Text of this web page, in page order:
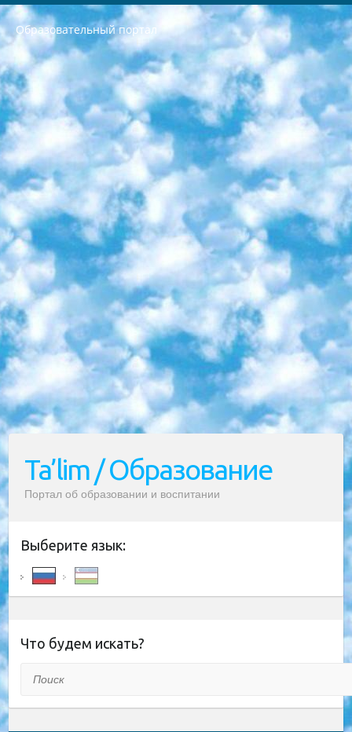
Образовательный портал
РЕСПУБЛИКА УЗБЕКИСТАН МИНИСТРЕРСТВО ДОШКОЛЬНОГО И ШКОЛЬНОГО ОБРАЗОВАНИЯ КОМАНДА в общеобразовательных учреждениях в 2023-2024 учебном году организация и проведение итоговой государственной аттестации обучающихся о Министра дошкольного и школьного образования Республики Узбекистан от 4 марта 2008 года (постановлением Минюста от 20 марта 2008 года № 1778 государственной регистрации) «Итоговое состояние учащихся общего среднего образования на основании положения об утверждении положения об аттестации общего среднего образования выпускной экзамен студентов в образовательных учреждениях в 2023-2024 учебном году В целях организации и прохождения аттестации приказываю: 1. Следующее: перечень предметов, по которым будет проводиться итоговая государственная аттестация и экзамен формы перевода согласно приложению 1; сертификаты международного образца, оценивающие уровень владения иностранными языками перечень согласно приложению 2; 2. Педагогический при специализированных образовательных учреждениях. научно-практический центр квалификации и международной оценки (Д.Давидова) 2024 г. До 25 марта: задания по предметам, по которым будет проводиться итоговая аттестация разработка и утверждение технических условий; итоговая аттестация на основании разработанного предметного задания разработка вопросов по предметам (устно и письменно), экзамен передача; общеобразовательные средние школы и специальные учебные заведения учащиеся выпускных классов школ и интернатов в агентской системе подготовка базы данных экзаменационных материалов и критериев оценки; перевод базы экзаменационных материалов на все языки обучения подать в Республиканский образовательный центр для изготовления; варианты экзаменов на основе разработанных контрольных материалов пусть будут поставлены задачи формирования. 3. Республиканский образовательный центр (Ш.Худайкулов) до 5 апреля 2024 года. до: база данных предоставленных экзаменационных материалов на все языки обучения перевод и экспертиза; для слепых, слабовидящих, глухих, слабослышащих и умственно отсталых детей учащиеся выпускных классов специализированных школ и школ-интернатов база данных экзаменационных материалов на всех преподаваемых языках подготовка критериев оценки; специализированные школы для умственно отсталых детей и технологии для учащихся выпускных классов школ-интернатов разработка соответствующих рекомендаций и критериев проведения ЕГЭ по естествознанию давать задания. 4. Педагогический при специализированных образовательных учреждениях. Научно-практический центр навыков и международной оценки (Д.Давидова), Республика образовательный центр (Худайкулов Ш.) итоговый государственный аттестационный экзамен ориентирован на творческое и логическое мышление при подготовке базы материалов учитывать введение заданий. 5. Следует отметить, что: сертификат государственного образца о знании общеобразовательного предмета и как минимум национальный уровень B1 по предметам на иностранных языках, указанным в Приложении 2. или международно признанный сертификат эквивалентного уровня студенты, изучающие определенный предмет, освобождаются от экзамена; по соответствующим предметам запланирована итоговая государственная аттестация за день до дня, путем жеребьевки Рабочей группой (в письменной форме по предметам, проводимым в форме) из числа сформированных вариантов выбрано 2 варианта; 2 выбранных варианта экзамена анонсированы на официальном сайте министерства и все выпускники по всей стране на основе этих вариантов проводит итоговую государственную аттестацию. 6. Государственное образование учащихся средних общеобразовательных учреждений. знания в соответствии с квалификационными требованиями, которые необходимо приобрести на основании стандартов итоговый (выпускной) контроль для 9 и 11 классов в целях тестирования Экзамены (далее – экзамены) состоят из предметов, перечисленных в приложении 1. будет сделано. 7. Экзамены пройдут с 26 мая по 15 июня 2024 г. (кроме науки физического воспитания). 8. Физическая для учащихся 9 классов общесредних образовательных учреждений. Экзамены по предмету «Образование, квалификация медицина» 1-6 мая 2024 года. сотрудники перевести под присмотр (с отклонениями в физическом или умственном развитии) специализированная школа для детей, школы-интернаты и со сколиозом школы-интернаты санаторного типа для больных детей исключены). 9. Он был слепым, слабовидящим и имел нарушения опорно-двигательного аппарата. экзамены в специализированных школах и интернатах для детей должны проводиться исходя из требований, предъявляемых к общеобразовательным учреждениям (физкультура кроме науки). 10. Специализированная школа для глухих и слабослышащих детей. и экзамены в интернатах и быть реализован в виде письменного теста по математике. 11. Специальность для умственно отсталых детей. Для 9 класса Родной язык и литературное письмо Государственный язык (язык обучения – узбекский). для неклассов) написано Математическое письмо Письменная/устная история Узбекистана Физическое воспитание практично Итоговый контроль Для 11 класса Написание родного языка и литературы (эссе) Математическое письмо Узбекский язык (обучение на узбекском языке) не посещающее общее среднее образование для учреждений)/Образовательное учреждение выбор письменный и устный Иностранный язык письменный/устный Письменная/устная история Узбекистана *По выбору студента:  Химия  Физика  Основы государственного права  География 10 бесплатных образовательных ресурсов - Мы составили подборку онлайн-проектов с интерактивными упражнениями, видеолекциями и статьями. Они помогут вам обрести новые и освежить старые знания бесплатно. 1. «ИНТУИТ» Старейшая образовательная площадка Рунета. Здесь вы найдёте сотни текстовых и видеокурсов на десятки различных тем — от программирования до психологии. Многие курсы подготовлены российскими университетами и крупными международными компаниями вроде Intel и Microsoft. Самостоятельное обучение бесплатное, но желающие могут оплатить услуги персональных наставников. 2. «Смартия» знакомит с актуальными профессиями и подсказывает, как им обучаться. Выбрав заинтересовавшую вас специальность — SMM-специалист, фотограф, веб-дизайнер или другую, — увидите список необходимых для неё умений. Чтобы вы могли освоить их самостоятельно, для каждого умения площадка отображает подборку ссылок на учебные материалы. Хотя «Смартия» ориентируется на русскоязычную аудиторию, часть контента всё же доступна только на английском. 3. «Лекторий Физтеха» Проект Московского физико-технического института (Физтеха). С его помощью вы можете смотреть онлайн серии лекций, записанные на видео в этом вузе. В числе доступных предметов — физика, биология, химия, информационные технологии и другие. К некоторым лекциям администрация ресурса прилагает готовые конспекты, которые можно скачивать в PDF-формате. 4. ITMOcourses Онлайн-площадка Санкт-Петербургского национального исследовательского университета информационных технологий, механики и оптики (ИТМО). Ресурс предоставляет свободный доступ к курсам, разработанным в этом вузе. Каталог материалов разбит на четыре категории: «Оптические системы и технологии», «Приборостроение и робототехника», «Информационные технологии» и «Биотехнологии». Курсы состоят из видеолекций, интерактивных демонстраций и заданий. 5. «КиберЛенинка» Электронная научная библиотека открытого доступа. Каталог площадки регулярно обрастает текстами статей из различных научных изданий. Сгруппированные по журналам и рубрикам публикации можно читать онлайн или скачивать целиком в PDF-формате. Проект нацелен на популяризацию науки за счёт открытого доступа к качественной информации. 6. «ПостНаука» На этом ресурсе публикуют подборки видеолекций, составленные экспертами из разных отраслей и объединённые общими темами. Среди них, к примеру, есть серии «Биоинформатика и геномика», «Культура средневековой Скандинавии» и Cinema Studies о теории кино. Каждая подборка лекций — логически связанная история, рассказанная экспертом от первого лица. Кроме того, на сайте появляются научно-образовательные статьи и тесты на разные темы. 7. «Newочём» Команда проекта «Newочём» отбирает самые интересные тексты из англоязычных СМИ и переводит те из них, за которые голосуют участники сообщества «ВКонтакте». По большей части это научно-популярные статьи. Редакторы придумывают лишь заголовки, в остальном содержание переводов соответствует оригиналам. Полные тексты можно читать прямо в социальной сети. 8. InternetUrok Онлайн-база материалов по основным дисциплинам школьной программы. Информация на сайте структурирована по классам, предметам и темам (урокам). Каждый урок состоит из видеолекций и конспектов. Есть также интерактивные тренажёры и тесты для закрепления пройденного материала. Даже если вы давно окончили школу, возможность повторить программу старших классов всегда может пригодиться. 9. Edutainme Ещё один ресурс об образовании. В отличие от Newtonew, как мне кажется, Edutainme больше ориентируется на представителей индустрии: педагогов, предпринимателей, разработчиков образовательных проектов. Но и любой, кто просто стремится к саморазвитию, найдёт на сайте много полезного и интересного для себя. Например, информацию о новых курсах и образовательных сервисах. 10. Newtonew Онлайн-медиа об образовании и обучении в широком смысле. Авторы Newtonew пишут об инструментах, заведениях, тактиках и стратегиях, которые помогают учить других и получать новые знания самостоятельно. На этой площадке вы найдёте новости, обзоры, аналитические мат
Ta’lim / Образование
Портал об образовании и воспитании
Выберите язык:
Что будем искать?